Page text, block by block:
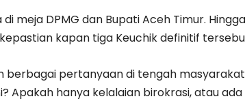
meja DPMG dan Bupati Aceh Timur.
kapan tiga Keuchik definitif
berbagai pertanyaan di tengah
Apakah hanya kelalaian birokrasi, atau